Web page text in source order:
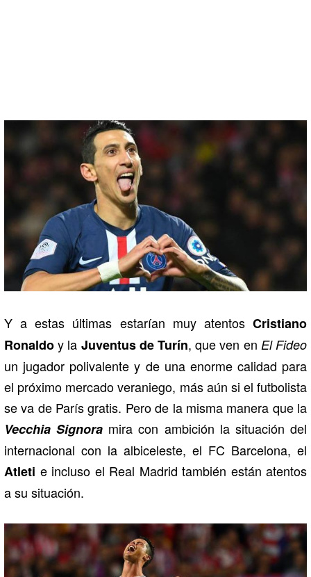
Y a estas últimas estarían muy atentos Cristiano
Ronaldoy la Juventus de Turín, que ven en El Fideo
un jugador polivalente y de una enorme calidad para
el próximo mercado veraniego, más aún si el futbolista
se va de París gratis. Pero de la misma manera que la
Vecchia Signora mira con ambición la situación del
internacional con la albiceleste, el FC Barcelona, el
Atleti e incluso el Real Madrid también están atentos
a su situación.